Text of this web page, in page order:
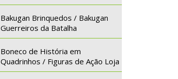
Bakugan Brinquedos / Bakugan
Guerreiros da Batalha
Boneco de História em
Quadrinhos / Figuras de Ação Loja